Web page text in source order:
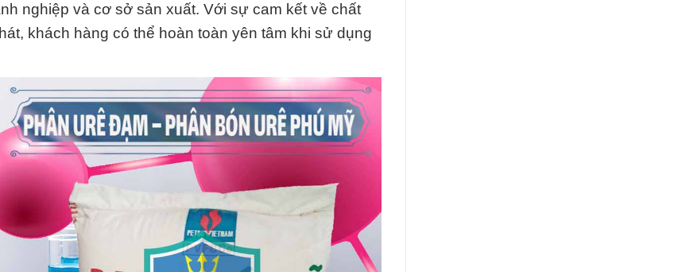
nghiệp và cơ sở sản xuất. Với sự cam kết về chất
khách hàng có thể hoàn toàn yên tâm khi sử dụng